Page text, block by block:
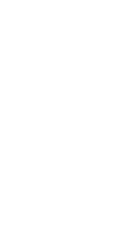
del pla INUNCAT